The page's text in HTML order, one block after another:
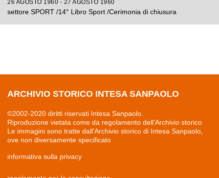
26 AGOSTO 1960 - 27 AGOSTO 1960
settore SPORT /14° Libro Sport /Cerimonia di chiusura
ARCHIVIO STORICO INTESA SANPAOLO
©2002-2020 diritti riservati Intesa Sanpaolo.
Riproduzione vietata come da regolamento dell'Archivio storico.
Le immagini sono tratte dall'Archivio storico di Intesa Sanpaolo,
ove non diversamente specificato
informativa sulla privacy